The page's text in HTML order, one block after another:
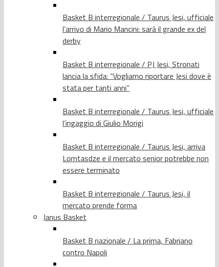
Basket B interregionale / Taurus Jesi, ufficiale
l’arrivo di Mario Mancini: sarà il grande ex del
derby
Basket B interregionale / PJ Jesi, Stronati
lancia la sfida: “Vogliamo riportare Jesi dove è
stata per tanti anni”
Basket B interregionale / Taurus Jesi, ufficiale
l’ingaggio di Giulio Morigi
Basket B interregionale / Taurus Jesi, arriva
Lomtasdze e il mercato senior potrebbe non
essere terminato
Basket B interregionale / Taurus Jesi, il
mercato prende forma
Janus Basket
Basket B nazionale / La prima, Fabriano
contro Napoli